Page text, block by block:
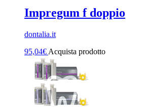
Impregum f doppio
dontalia.it
95,04€ Acquista prodotto